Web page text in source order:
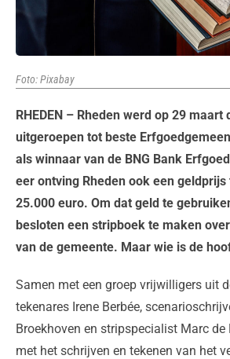
Foto: Pixabay
RHEDEN – Rheden werd op 29 maart
uitgeroepen tot beste
als winnaar van de BNG Bank
eer ontving Rheden ook een
25.000 euro. Om dat geld te
besloten een stripboek te maken
van de gemeente. Maar wie is de
Samen met een groep vrijwilligers uit
tekenares Irene Berbée,
Broekhoven en stripspecialist Marc de
met het schrijven en tekenen van het